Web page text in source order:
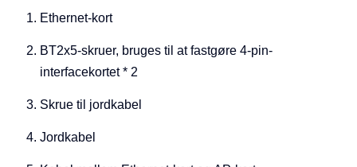
Ethernet-kort
BT2x5-skruer, bruges til at fastgøre 4-pin-
interfacekortet * 2
Skrue til jordkabel
Jordkabel